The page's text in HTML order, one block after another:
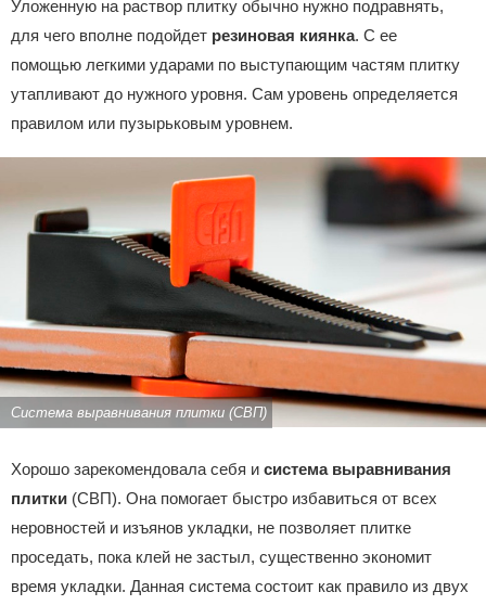
Уложенную на раствор плитку обычно нужно подравнять,
для чего вполне подойдет резиновая киянка. С ее
помощью легкими ударами по выступающим частям плитку
утапливают до нужного уровня. Сам уровень определяется
правилом или пузырьковым уровнем.
Система выравнивания плитки (СВП)
Хорошо зарекомендовала себя и система выравнивания
плитки (СВП). Она помогает быстро избавиться от всех
неровностей и изъянов укладки, не позволяет плитке
проседать, пока клей не застыл, существенно экономит
время укладки. Данная система состоит как правило из двух